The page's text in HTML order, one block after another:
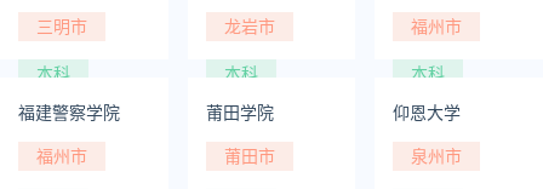
三明市
本科
龙岩市
本科
福州市
本科
福建警察学院
福州市
莆田学院
莆田市
仰恩大学
泉州市